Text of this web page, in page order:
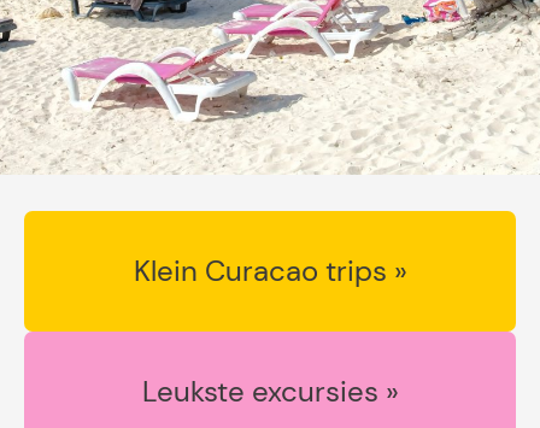
Klein Curacao trips »
Leukste excursies »